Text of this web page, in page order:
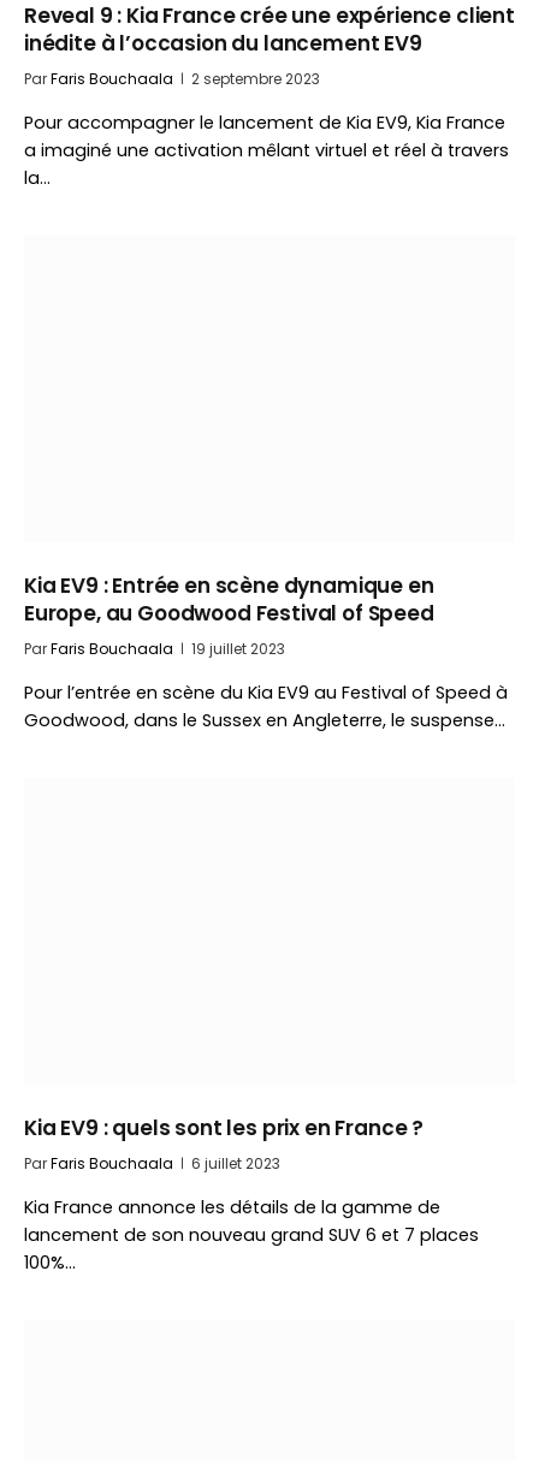
Reveal 9 : Kia France crée une expérience client
inédite à l’occasion du lancement EV9
ParFaris Bouchaala 2 septembre 2023
Pour accompagner le lancement de Kia EV9, Kia France
a imaginé une activation mêlant virtuel et réel à travers
la…
Kia EV9 : Entrée en scène dynamique en
Europe, au Goodwood Festival of Speed
ParFaris Bouchaala 19 juillet 2023
Pour l’entrée en scène du Kia EV9 au Festival of Speed à
Goodwood, dans le Sussex en Angleterre, le suspense…
Kia EV9 : quels sont les prix en France ?
ParFaris Bouchaala 6 juillet 2023
Kia France annonce les détails de la gamme de
lancement de son nouveau grand SUV 6 et 7 places
100%…